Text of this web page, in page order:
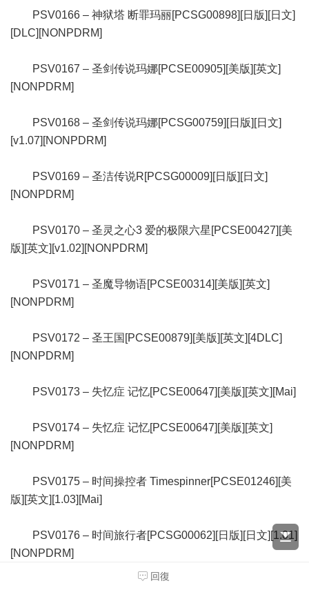
PSV0166 – 神狱塔 断罪玛丽[PCSG00898][日版][日文]
[DLC][NONPDRM]
PSV0167 – 圣剑传说玛娜[PCSE00905][美版][英文]
[NONPDRM]
PSV0168 – 圣剑传说玛娜[PCSG00759][日版][日文]
[v1.07][NONPDRM]
PSV0169 – 圣洁传说R[PCSG00009][日版][日文]
[NONPDRM]
PSV0170 – 圣灵之心3 爱的极限六星[PCSE00427][美
版][英文][v1.02][NONPDRM]
PSV0171 – 圣魔导物语[PCSE00314][美版][英文]
[NONPDRM]
PSV0172 – 圣王国[PCSE00879][美版][英文][4DLC]
[NONPDRM]
PSV0173 – 失忆症 记忆[PCSE00647][美版][英文][Mai]
PSV0174 – 失忆症 记忆[PCSE00647][美版][英文]
[NONPDRM]
PSV0175 – 时间操控者 Timespinner[PCSE01246][美
版][英文][1.03][Mai]
PSV0176 – 时间旅行者[PCSG00062][日版][日文][1.01]
[NONPDRM]
回復